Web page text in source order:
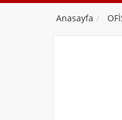
Anasayfa